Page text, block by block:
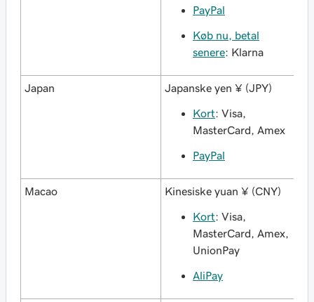
PayPal
Køb nu, betal
senere: Klarna
Japan Japanske yen ¥ (JPY)
Kort: Visa,
MasterCard, Amex
PayPal
Macao Kinesiske yuan ¥ (CNY)
Kort: Visa,
MasterCard, Amex,
UnionPay
AliPay